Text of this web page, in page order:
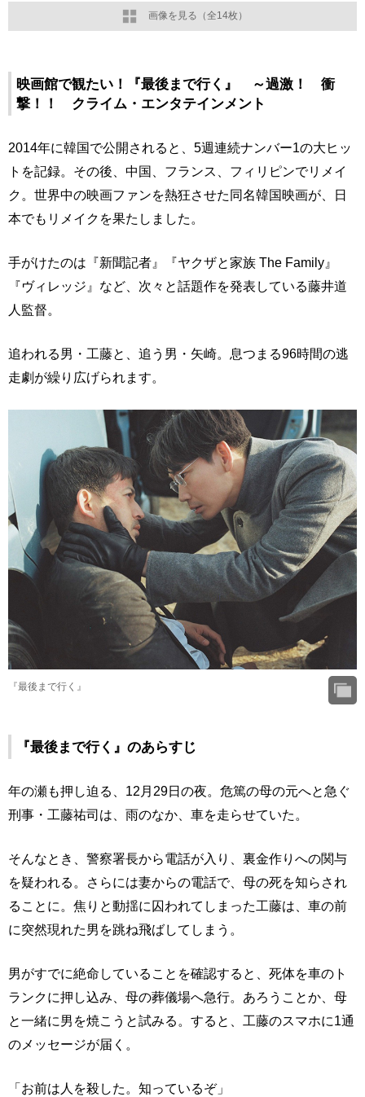
画像を見る（全14枚）
映画館で観たい！『最後まで行く』 ～過激！ 衝
撃！！ クライム・エンタテインメント
2014年に韓国で公開されると、5週連続ナンバー1の大ヒッ
トを記録。その後、中国、フランス、フィリピンでリメイ
ク。世界中の映画ファンを熱狂させた同名韓国映画が、日
本でもリメイクを果たしました。
手がけたのは『新聞記者』『ヤクザと家族 The Family』
『ヴィレッジ』など、次々と話題作を発表している藤井道
人監督。
追われる男・工藤と、追う男・矢崎。息つまる96時間の逃
走劇が繰り広げられます。
『最後まで行く』
『最後まで行く』のあらすじ
年の瀬も押し迫る、12月29日の夜。危篤の母の元へと急ぐ
刑事・工藤祐司は、雨のなか、車を走らせていた。
そんなとき、警察署長から電話が入り、裏金作りへの関与
を疑われる。さらには妻からの電話で、母の死を知らされ
ることに。焦りと動揺に囚われてしまった工藤は、車の前
に突然現れた男を跳ね飛ばしてしまう。
男がすでに絶命していることを確認すると、死体を車のト
ランクに押し込み、母の葬儀場へ急行。あろうことか、母
と一緒に男を焼こうと試みる。すると、工藤のスマホに1通
のメッセージが届く。
「お前は人を殺した。知っているぞ」